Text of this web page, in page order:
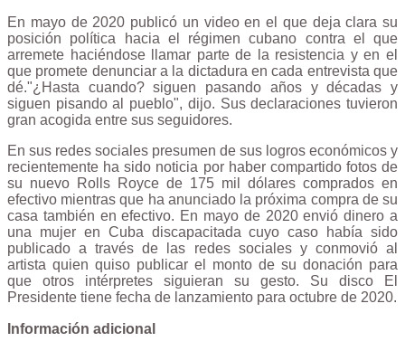
En mayo de 2020 publicó un video en el que deja clara su
posición política hacia el régimen cubano contra el que
arremete haciéndose llamar parte de la resistencia y en el
que promete denunciar a la dictadura en cada entrevista que
dé."¿Hasta cuando? siguen pasando años y décadas y
siguen pisando al pueblo", dijo. Sus declaraciones tuvieron
gran acogida entre sus seguidores.
En sus redes sociales presumen de sus logros económicos y
recientemente ha sido noticia por haber compartido fotos de
su nuevo Rolls Royce de 175 mil dólares comprados en
efectivo mientras que ha anunciado la próxima compra de su
casa también en efectivo. En mayo de 2020 envió dinero a
una mujer en Cuba discapacitada cuyo caso había sido
publicado a través de las redes sociales y conmovió al
artista quien quiso publicar el monto de su donación para
que otros intérpretes siguieran su gesto. Su disco El
Presidente tiene fecha de lanzamiento para octubre de 2020.
Información adicional